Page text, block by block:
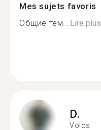
Mes sujets favoris
Общие тем... Lire plus
D.
Volos